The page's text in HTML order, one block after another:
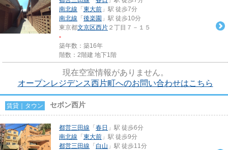
南北線 「 東大前 」駅 徒歩7分
南北線 「 後楽園 」駅 徒歩10分
東京都文京区西片 ２丁目７－１５
-
築年数：築16年
階数：2階建 地下1階
現在空室情報がありません。
オープンレジデンス西片町へのお問い合わせはこちら
賃貸｜タウン セボン西片
都営三田線 「 春日 」駅 徒歩6分
南北線 「 東大前 」駅 徒歩9分
都営三田線 「 白山 」駅 徒歩11分